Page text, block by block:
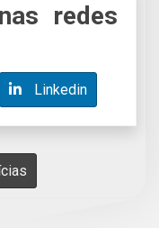
redes
Linkedin